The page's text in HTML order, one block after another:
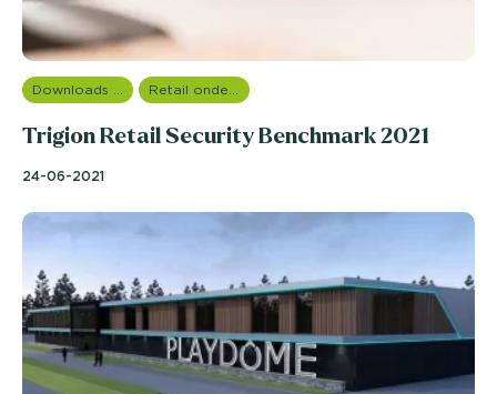
Downloads en rapportages Retail onderzoek
Trigion Retail Security Benchmark 2021
24-06-2021